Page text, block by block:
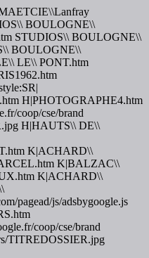
BOULOGNE\\
STUDIOS\\ BOULOGNE\\
BOULOGNE\\
LE\\ PONT.htm
H|PHOTOGRAPHE4.htm
coop/cse/brand
H|HAUTS\\ DE\\
K|ACHARD\\
K|BALZAC\\
K|ACHARD\\
pagead/js/adsbygoogle.js
coop/cse/brand
TITREDOSSIER.jpg